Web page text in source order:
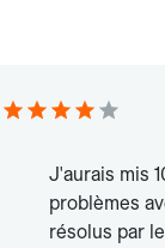
J'aurais mis
problèmes
résolus par